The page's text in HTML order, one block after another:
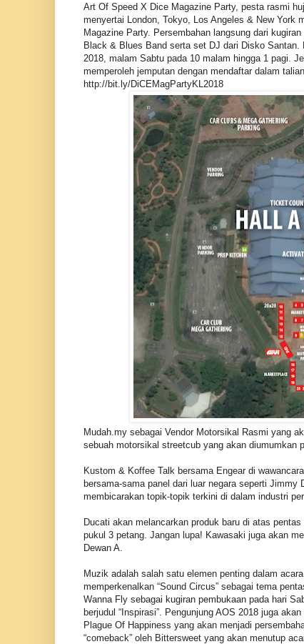
Art Of Speed X Dice Magazine Party, pesta rasmi
menyertai London, Tokyo, Los Angeles & New York
Magazine Party. Persembahan langsung dari
Black & Blues Band serta set DJ dari Disko
2018, malam Sabtu pada 10 malam hingga 1 pagi.
memperoleh jemputan dengan mendaftar dalam
http://bit.ly/DiCEMagPartyKL2018
Mudah.my sebagai Vendor Motorsikal Rasmi yang
sebuah motorsikal streetcub yang akan diumumkan
Kustom & Koffee Talk bersama Engear di
bersama-sama panel dari luar negara seperti
membicarakan topik-topik terkini di dalam industri
Ducati akan melancarkan produk baru di atas
pukul 3 petang. Jangan lupa! Kawasaki juga akan
Dewan A.
Muzik adalah salah satu elemen penting dalam
memperkenalkan “Sound Circus” sebagai tema
Wanna Fly sebagai kugiran pembukaan pada hari
berjudul “Inspirasi”. Pengunjung AOS 2018 juga
Plague Of Happiness yang akan menjadi
“comeback” oleh Bittersweet yang akan menutup